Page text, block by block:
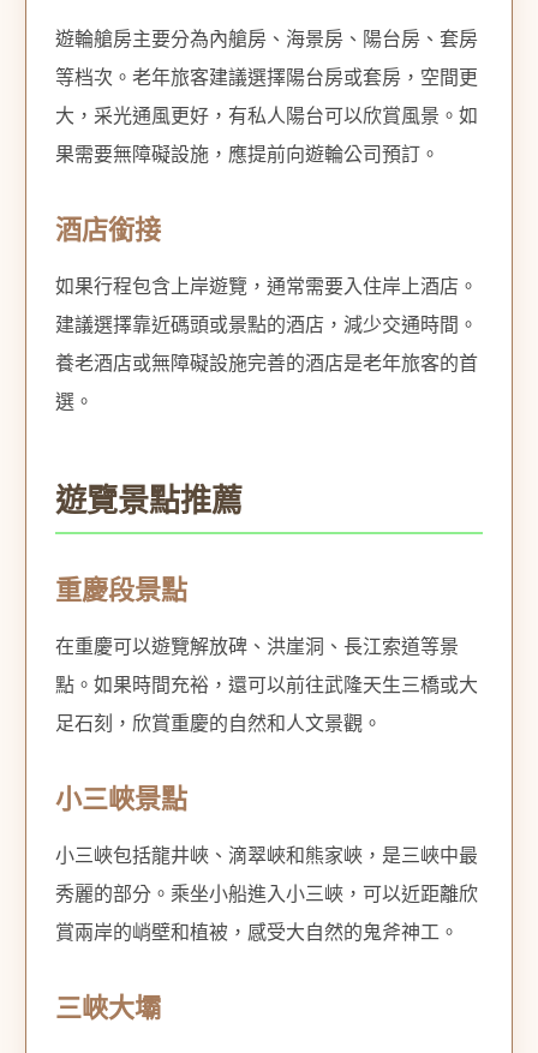
遊輪艙房主要分為內艙房、海景房、陽台房、套房
等档次。老年旅客建議選擇陽台房或套房，空間更
大，采光通風更好，有私人陽台可以欣賞風景。如
果需要無障礙設施，應提前向遊輪公司預訂。
酒店銜接
如果行程包含上岸遊覽，通常需要入住岸上酒店。
建議選擇靠近碼頭或景點的酒店，減少交通時間。
養老酒店或無障礙設施完善的酒店是老年旅客的首
選。
遊覽景點推薦
重慶段景點
在重慶可以遊覽解放碑、洪崖洞、長江索道等景
點。如果時間充裕，還可以前往武隆天生三橋或大
足石刻，欣賞重慶的自然和人文景觀。
小三峽景點
小三峽包括龍井峽、滴翠峽和熊家峽，是三峽中最
秀麗的部分。乘坐小船進入小三峽，可以近距離欣
賞兩岸的峭壁和植被，感受大自然的鬼斧神工。
三峽大壩